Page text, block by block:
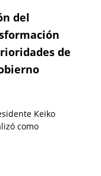
del
de
Keiko
como